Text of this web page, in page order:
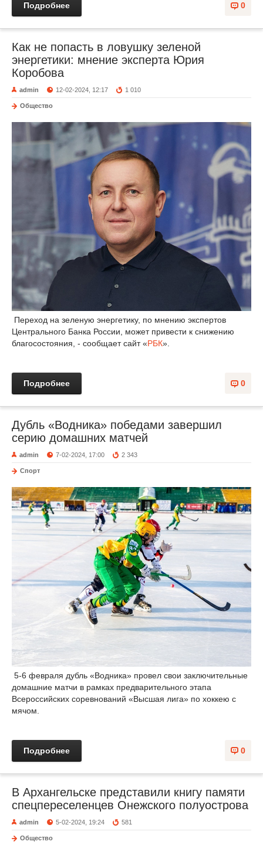
0
Подробнее
Как не попасть в ловушку зеленой
энергетики: мнение эксперта Юрия
Коробова
admin 12-02-2024, 12:17 1 010
Общество
Переход на зеленую энергетику, по мнению экспертов
Центрального Банка России, может привести к снижению
благосостояния, - сообщает сайт «РБК».
0
Подробнее
Дубль «Водника» победами завершил
серию домашних матчей
admin 7-02-2024, 17:00 2 343
Спорт
5-6 февраля дубль «Водника» провел свои заключительные
домашние матчи в рамках предварительного этапа
Всероссийских соревнований «Высшая лига» по хоккею с
мячом.
0
Подробнее
В Архангельске представили книгу памяти
спецпереселенцев Онежского полуострова
admin 5-02-2024, 19:24 581
Общество